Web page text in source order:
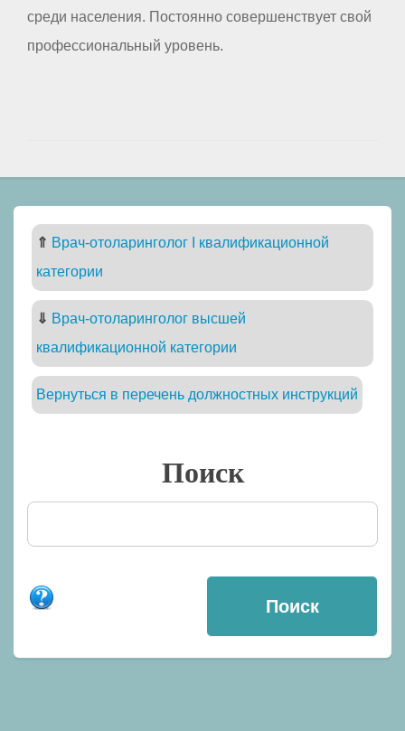
среди населения. Постоянно совершенствует свой
профессиональный уровень.
⇑ Врач-отоларинголог I квалификационной
категории
⇓ Врач-отоларинголог высшей
квалификационной категории
Вернуться в перечень должностных инструкций
Поиск